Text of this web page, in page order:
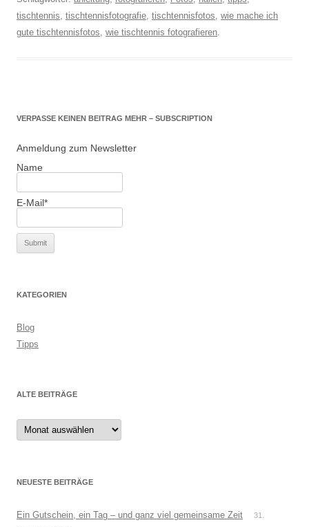
tischtennis tischtennisfotografie tischtennisfotos wie mache ich
gute tischtennisfotos wie tischtennis fotografieren
VERPASSE KEINEN BEITRAG MEHR – SUBSCRIPTION
Anmeldung zum Newsletter
Name
E-Mail*
KATEGORIEN
Blog
Tipps
ALTE BEITRÄGE
Alte
Beiträge
NEUESTE BEITRÄGE
Ein Gutschein, ein Tag – und ganz viel gemeinsame Zeit
31.